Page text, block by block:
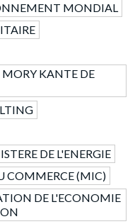
MONDIAL
MORY KANTE DE
DE L'ENERGIE
COMMERCE (MIC)
DE L'ECONOMIE